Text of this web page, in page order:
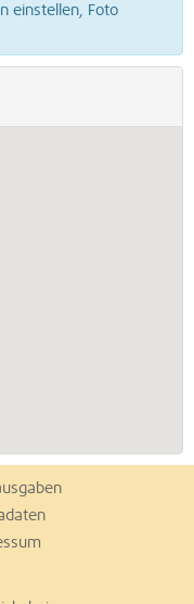
einstellen, Foto